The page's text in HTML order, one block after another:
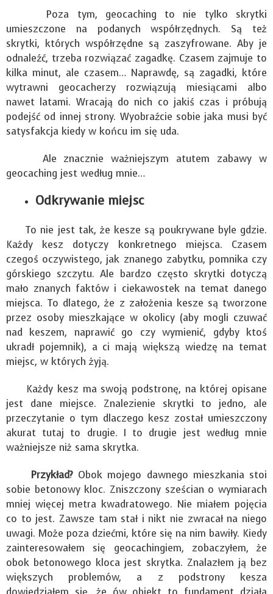
Poza tym, geocaching to nie tylko skrytki
umieszczone na podanych współrzędnych. Są też
skrytki, których współrzędne są zaszyfrowane. Aby je
odnaleźć, trzeba rozwiązać zagadkę. Czasem zajmuje to
kilka minut, ale czasem… Naprawdę, są zagadki, które
wytrawni geocacherzy rozwiązują miesiącami albo
nawet latami. Wracają do nich co jakiś czas i próbują
podejść od innej strony. Wyobraźcie sobie jaka musi być
satysfakcja kiedy w końcu im się uda.
Ale znacznie ważniejszym atutem zabawy w
geocaching jest według mnie…
Odkrywanie miejsc
To nie jest tak, że kesze są poukrywane byle gdzie.
Każdy kesz dotyczy konkretnego miejsca. Czasem
czegoś oczywistego, jak znanego zabytku, pomnika czy
górskiego szczytu. Ale bardzo często skrytki dotyczą
mało znanych faktów i ciekawostek na temat danego
miejsca. To dlatego, że z założenia kesze są tworzone
przez osoby mieszkające w okolicy (aby mogli czuwać
nad keszem, naprawić go czy wymienić, gdyby ktoś
ukradł pojemnik), a ci mają większą wiedzę na temat
miejsc, w których żyją.
Każdy kesz ma swoją podstronę, na której opisane
jest dane miejsce. Znalezienie skrytki to jedno, ale
przeczytanie o tym dlaczego kesz został umieszczony
akurat tutaj to drugie. I to drugie jest według mnie
ważniejsze niż sama skrytka.
Przykład? Obok mojego dawnego mieszkania stoi
sobie betonowy kloc. Zniszczony sześcian o wymiarach
mniej więcej metra kwadratowego. Nie miałem pojęcia
co to jest. Zawsze tam stał i nikt nie zwracał na niego
uwagi. Może poza dziećmi, które się na nim bawiły. Kiedy
zainteresowałem się geocachingiem, zobaczyłem, że
obok betonowego kloca jest skrytka. Znalazłem ją bez
większych problemów, a z podstrony kesza